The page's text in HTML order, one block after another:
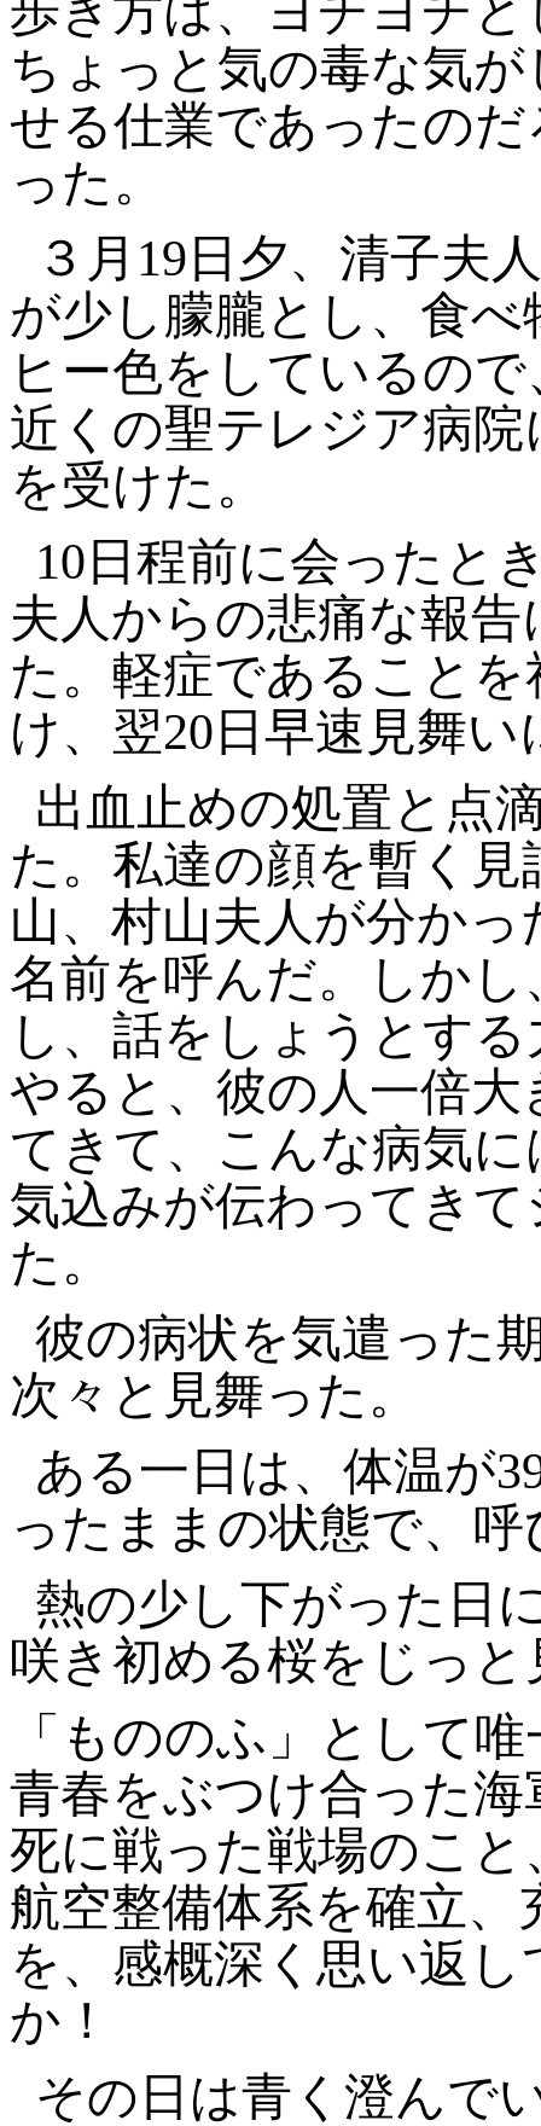
歩き方は、ヨチヨチ
ちょっと気の毒な気
せる仕業であったのだ
った。
３月19日夕、清子夫
が少し朦朧とし、食
ヒー色をしているの
近くの聖テレジア病
を受けた。
10日程前に会ったと
夫人からの悲痛な報
た。軽症であること
け、翌20日早速見舞い
出血止めの処置と点
た。私達の顔を暫く
山、村山夫人が分か
名前を呼んだ。しか
し、話をしょうとする
やると、彼の人一倍
てきて、こんな病気
気込みが伝わってき
た。
彼の病状を気遣った
次々と見舞った。
ある一日は、体温が
ったままの状態で、
熱の少し下がった日
咲き初める桜をじっ
「もののふ」として
青春をぶつけ合った
死に戦った戦場のこ
航空整備体系を確立
を、感概深く思い返
か！
その日は青く澄んで